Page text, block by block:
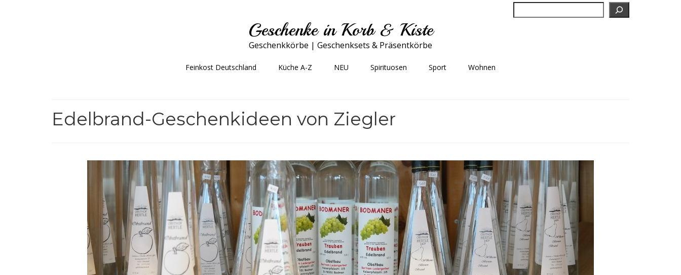
Geschenke in Korb & Kiste
Geschenkkörbe | Geschenksets & Präsentkörbe
Feinkost Deutschland Küche A-Z NEU Spirituosen Sport Wohnen
Edelbrand-Geschenkideen von Ziegler